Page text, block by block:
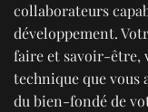
collaborateurs
développement.
faire et savoir-être,
technique que vous
du bien-fondé de